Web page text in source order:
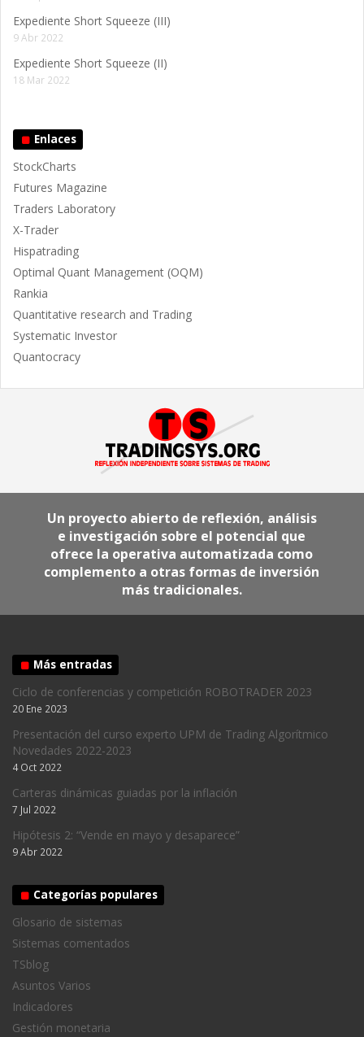
Expediente Short Squeeze (III)
9 Abr 2022
Expediente Short Squeeze (II)
18 Mar 2022
Enlaces
StockCharts
Futures Magazine
Traders Laboratory
X-Trader
Hispatrading
Optimal Quant Management (OQM)
Rankia
Quantitative research and Trading
Systematic Investor
Quantocracy
Un proyecto abierto de reflexión, análisis
e investigación sobre el potencial que
ofrece la operativa automatizada como
complemento a otras formas de inversión
más tradicionales.
Más entradas
Ciclo de conferencias y competición ROBOTRADER 2023
20 Ene 2023
Presentación del curso experto UPM de Trading Algorítmico
Novedades 2022-2023
4 Oct 2022
Carteras dinámicas guiadas por la inflación
7 Jul 2022
Hipótesis 2: “Vende en mayo y desaparece”
9 Abr 2022
Categorías populares
Glosario de sistemas
Sistemas comentados
TSblog
Asuntos Varios
Indicadores
Gestión monetaria